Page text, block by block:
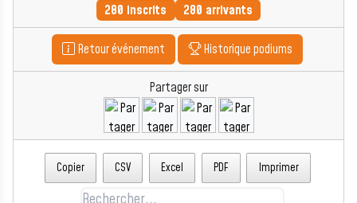
280 inscrits 280 arrivants
Retour événement Historique podiums
Partager sur
Copier CSV Excel PDF Imprimer